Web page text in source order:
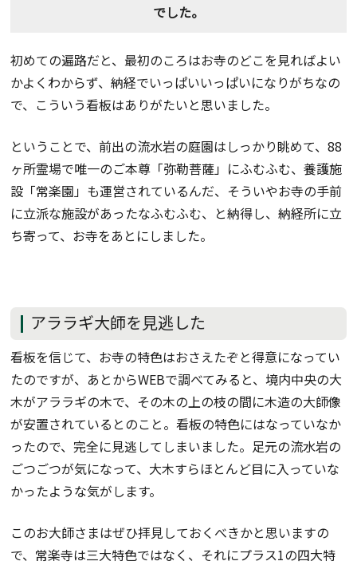
でした。
初めての遍路だと、最初のころはお寺のどこを見ればよい
かよくわからず、納経でいっぱいいっぱいになりがちなの
で、こういう看板はありがたいと思いました。
ということで、前出の流水岩の庭園はしっかり眺めて、88
ヶ所霊場で唯一のご本尊「弥勒菩薩」にふむふむ、養護施
設「常楽園」も運営されているんだ、そういやお寺の手前
に立派な施設があったなふむふむ、と納得し、納経所に立
ち寄って、お寺をあとにしました。
アララギ大師を見逃した
看板を信じて、お寺の特色はおさえたぞと得意になってい
たのですが、あとからWEBで調べてみると、境内中央の大
木がアララギの木で、その木の上の枝の間に木造の大師像
が安置されているとのこと。看板の特色にはなっていなか
ったので、完全に見逃してしまいました。足元の流水岩の
ごつごつが気になって、大木すらほとんど目に入っていな
かったような気がします。
このお大師さまはぜひ拝見しておくべきかと思いますの
で、常楽寺は三大特色ではなく、それにプラス1の四大特